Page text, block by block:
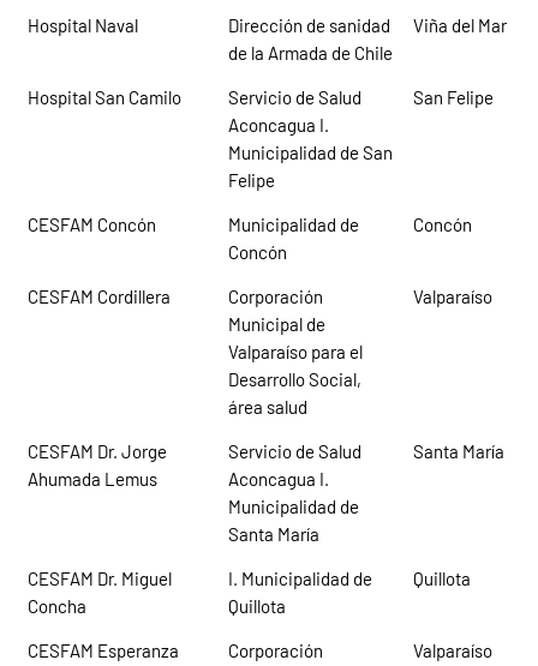
Hospital Naval
Dirección de sanidad
de la Armada de Chile
Viña del Mar
Hospital San Camilo
Servicio de Salud
Aconcagua I.
Municipalidad de San
Felipe
San Felipe
CESFAM Concón
Municipalidad de
Concón
Concón
CESFAM Cordillera
Corporación
Municipal de
Valparaíso para el
Desarrollo Social,
área salud
Valparaíso
CESFAM Dr. Jorge
Ahumada Lemus
Servicio de Salud
Aconcagua I.
Municipalidad de
Santa María
Santa María
CESFAM Dr. Miguel
Concha
I. Municipalidad de
Quillota
Quillota
CESFAM Esperanza
Corporación
Valparaíso